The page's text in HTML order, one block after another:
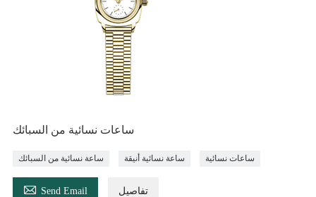
ساعات نسائية من السبائك
ساعة نسائية من السبائك ساعة نسائية أنيقة ساعات نسائية
 Send Email تفاصيل